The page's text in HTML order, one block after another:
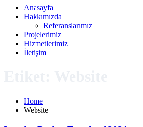
Anasayfa
Hakkımızda
Referanslarımız
Projelerimiz
Hizmetlerimiz
İletişim
Home
Website